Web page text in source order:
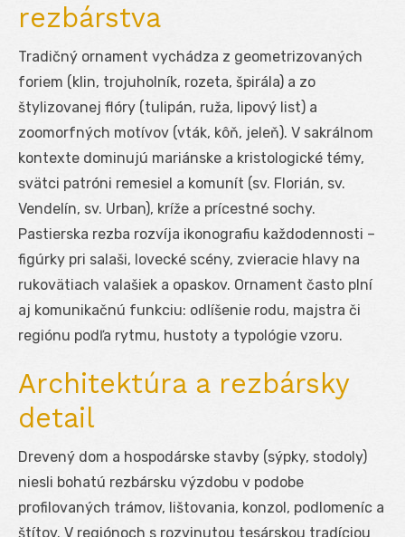
rezbárstva
Tradičný ornament vychádza z geometrizovaných
foriem (klin, trojuholník, rozeta, špirála) a zo
štylizovanej flóry (tulipán, ruža, lipový list) a
zoomorfných motívov (vták, kôň, jeleň). V sakrálnom
kontexte dominujú mariánske a kristologické témy,
svätci patróni remesiel a komunít (sv. Florián, sv.
Vendelín, sv. Urban), kríže a prícestné sochy.
Pastierska rezba rozvíja ikonografiu každodennosti –
figúrky pri salaši, lovecké scény, zvieracie hlavy na
rukovätiach valašiek a opaskov. Ornament často plní
aj komunikačnú funkciu: odlíšenie rodu, majstra či
regiónu podľa rytmu, hustoty a typológie vzoru.
Architektúra a rezbársky
detail
Drevený dom a hospodárske stavby (sýpky, stodoly)
niesli bohatú rezbársku výzdobu v podobe
profilovaných trámov, lištovania, konzol, podlomeníc a
štítov. V regiónoch s rozvinutou tesárskou tradíciou